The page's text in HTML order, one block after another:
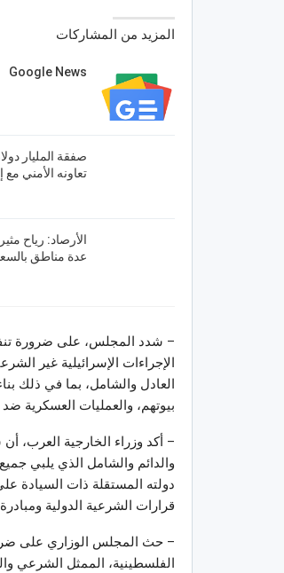
المزيد من المشاركات
Google News
صفقة المليار
تعاونه الأمني مع
الأرصاد: رياح
عدة مناطق
– شدد المجلس، على ضرورة تنفيذ
الإجراءات الإسرائيلية غير
العادل والشامل، بما في ذلك
بيوتهم، والعمليات العسكرية
– أكد وزراء الخارجية العرب،
والدائم والشامل الذي يلبي
قرارات الشرعية الدولية
– حث المجلس الوزاري على
الفلسطينية، الممثل الشرعي